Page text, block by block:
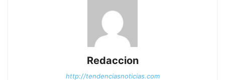
Redaccion
http://tendenciasnoticias.com